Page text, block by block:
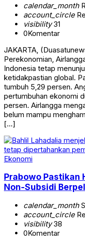
calendar_month
account_circle
visibility31
0Komentar
JAKARTA,
Perekonomian,
Indonesia tetap
ketidakpastian global.
tumbuh 5,29 persen.
pertumbuhan ekonomi
persen. Airlangga
belum mampu
[…]
Ekonomi
Prabowo Pastikan
Non-Subsidi
calendar_month
account_circle
visibility38
0Komentar